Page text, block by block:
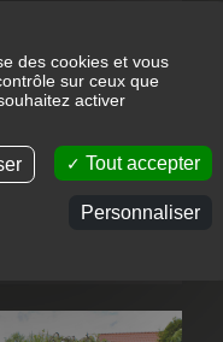
des cookies et vous
sur ceux que
activer
Tout accepter
Personnaliser
(taille,
hiver) ;
de votre jardin.
régulier sans
unique qui
extérieur.